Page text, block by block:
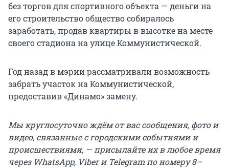
без торгов для спортивного объекта — деньги на
его строительство общество собиралось
заработать, продав квартиры в высотке на месте
своего стадиона на улице Коммунистической.
Год назад в мэрии рассматривали возможность
забрать участок на Коммунистической,
предоставив «Динамо» замену.
Мы круглосуточно ждём от вас сообщения, фото и
видео, связанные с городскими событиями и
происшествиями, — присылайте их в любое время
через WhatsApp, Viber и Telegram по номеру 8–